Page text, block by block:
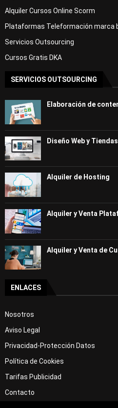
Alquiler Cursos Online Scorm
Plataformas Teleformación marca
Servicios Outsourcing
Cursos Gratis DKA
SERVICIOS OUTSOURCING
Elaboración de
Diseño Web y Tiendas
Alquiler de Hosting
Alquiler y Venta
Alquiler y Venta de
ENLACES
Nosotros
Aviso Legal
Privacidad-Protección Datos
Política de Cookies
Tarifas Publicidad
Contacto